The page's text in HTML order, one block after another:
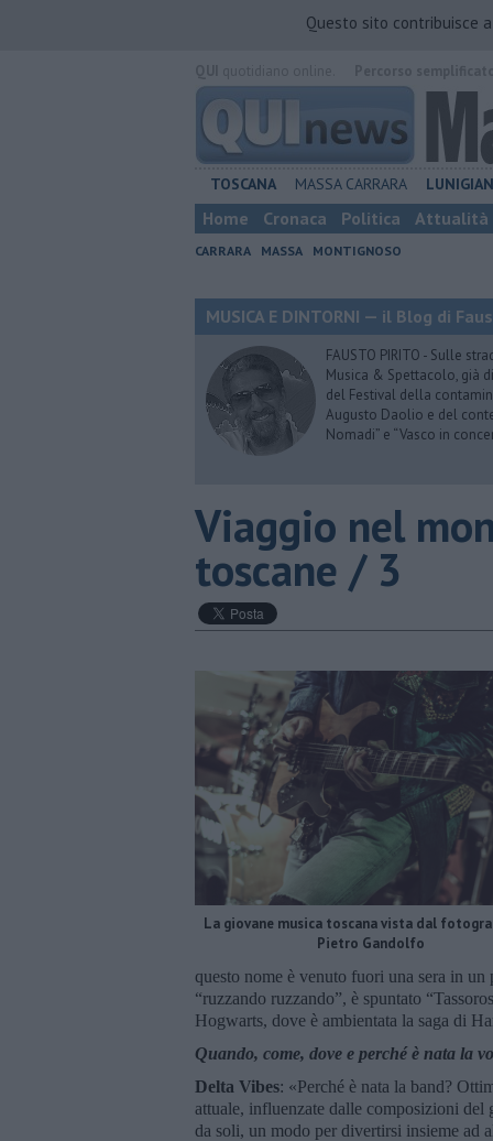
Questo sito contribuisce
TOSCANA MASSA CARRARA
Home Cronaca Politica Attualità
CARRARA MASSA MONTIGNOSO
MUSICA E DINTORNI — il Blog di
FAUSTO PIRITO - Sulle
Musica & Spettacolo, già
del Festival della
Augusto Daolio e del
Nomadi” e “Vasco in
Viaggio nel
toscane / 3
La giovane musica toscana vista dal
Pietro Gandolfo
questo nome è venuto fuori una sera in
“ruzzando ruzzando”, è spuntato
Hogwarts, dove è ambientata la saga di
Quando, come, dove e perché è nata la
Delta Vibes: «Perché è nata la band?
attuale, influenzate dalle composizioni del
da soli, un modo per divertirsi insieme ad